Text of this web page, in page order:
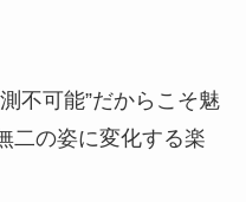
不可能”だからこそ魅
二の姿に変化する楽